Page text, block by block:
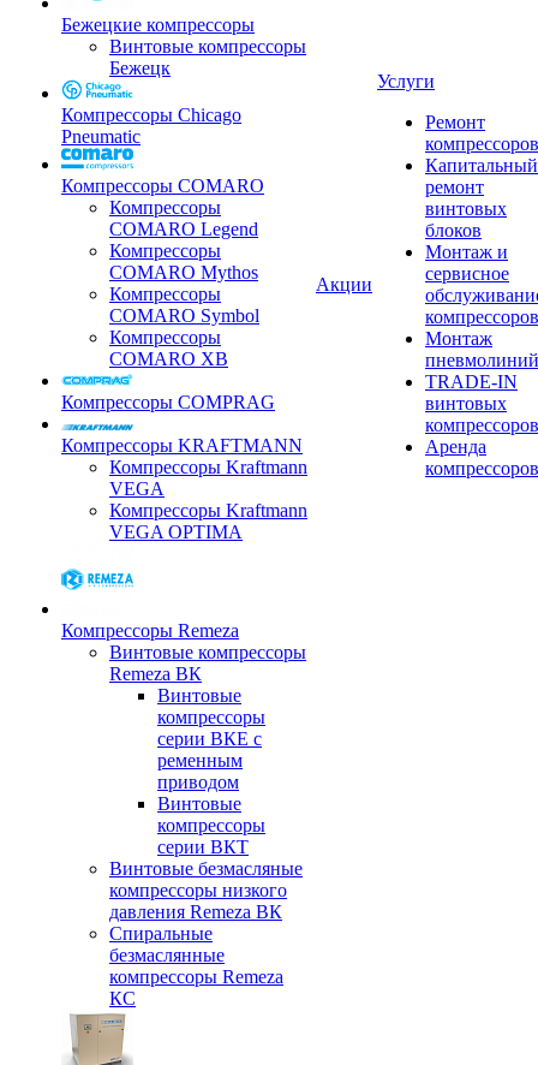
Бежецкие компрессоры
Винтовые компрессоры
Бежецк
Компрессоры Chicago
Pneumatic
Компрессоры COMARO
Компрессоры
COMARO Legend
Компрессоры
COMARO Mythos
Компрессоры
COMARO Symbol
Компрессоры
COMARO XB
Компрессоры COMPRAG
Компрессоры KRAFTMANN
Компрессоры Kraftmann
VEGA
Компрессоры Kraftmann
VEGA OPTIMA
Компрессоры Remeza
Винтовые компрессоры
Remeza ВК
Винтовые
компрессоры
серии ВКЕ с
ременным
приводом
Винтовые
компрессоры
серии ВКТ
Винтовые безмасляные
компрессоры низкого
давления Remeza ВК
Спиральные
безмаслянные
компрессоры Remeza
КС
Акции
Услуги
Ремонт
компрессоров
Капитальный
ремонт
винтовых
блоков
Монтаж и
сервисное
компрессоров
Монтаж
пневмолиний
TRADE-IN
винтовых
компрессоров
Аренда
компрессоров